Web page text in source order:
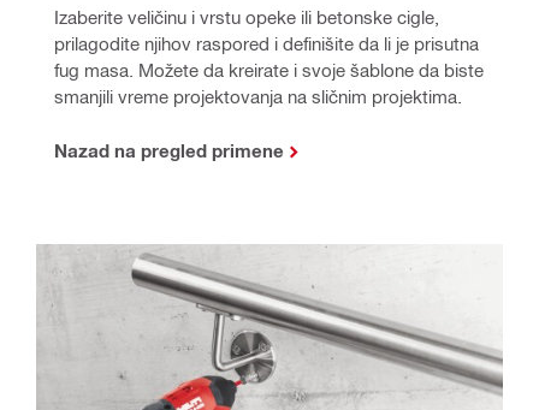
Izaberite veličinu i vrstu opeke ili betonske cigle,
prilagodite njihov raspored i definišite da li je prisutna
fug masa. Možete da kreirate i svoje šablone da biste
smanjili vreme projektovanja na sličnim projektima.
Nazad na pregled primene